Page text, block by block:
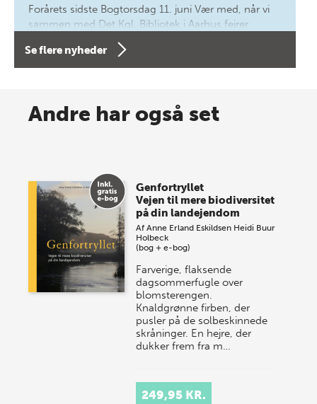
Forårets sidste Bogtorsdag 11. juni Vær med, når vi
sammen med Det Kgl. Bibliotek i Aarhus fejrer
forfatterne bag vores nyes…
Spar op til 70% til sommer-
store sommer-lagersalg, så sæt kryds i kalenderen
onsdag den 10. j…
Se flere nyheder
Andre har også set
Genfortryllet
Vejen til mere biodiversitet
på din landejendom
AfAnne Erland Eskildsen Heidi Buur
Holbeck
(bog + e-bog)
Farverige, flaksende
dagsommerfugle over
blomsterengen.
Knaldgrønne firben, der
pusler på de solbeskinnede
skråninger. En hejre, der
dukker frem fra m…
249,95 KR.